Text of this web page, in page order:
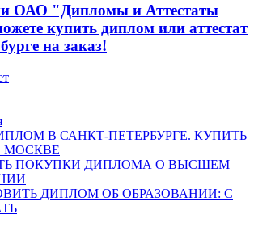
ОАО "Дипломы и Аттестаты
купить диплом или аттестат
на заказ!
В САНКТ-ПЕТЕРБУРГЕ. КУПИТЬ
МОСКВЕ
ПОКУПКИ ДИПЛОМА О ВЫСШЕМ
ДИПЛОМ ОБ ОБРАЗОВАНИИ: С